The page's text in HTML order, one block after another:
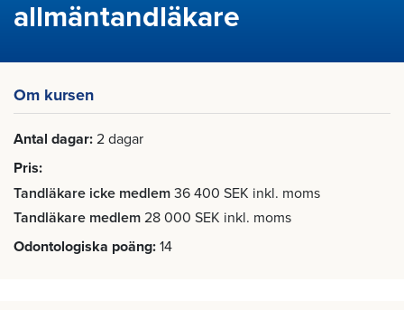
allmäntandläkare
Om kursen
Antal dagar 2 dagar
Pris
Tandläkare icke medlem 36 400 SEK inkl. moms
Tandläkare medlem 28 000 SEK inkl. moms
Odontologiska poäng 14